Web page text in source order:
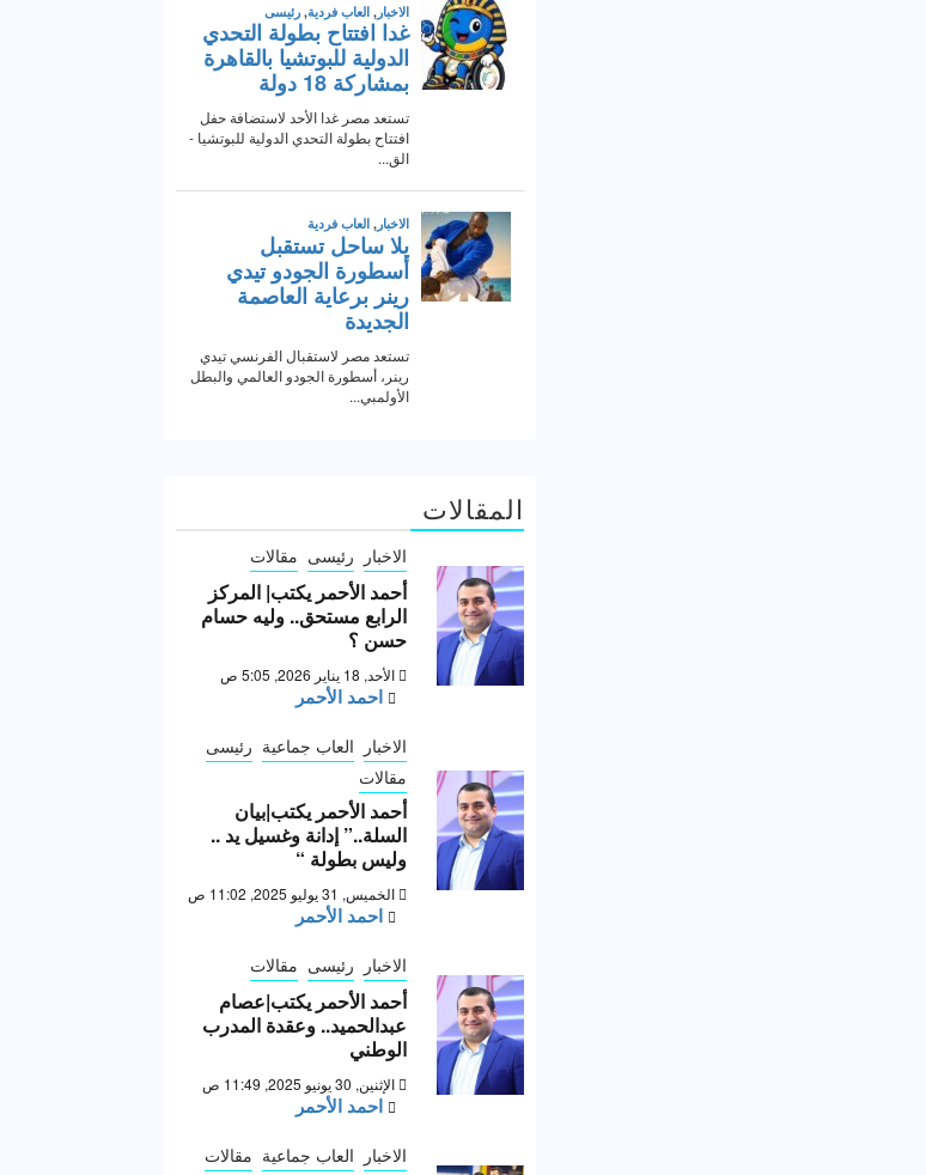
المقالات
الاخبار رئيسى مقالات
أحمد الأحمر يكتب| المركز
الرابع مستحق.. وليه حسام
حسن ؟
الأحد, 18 يناير 2026, 5:05 ص
احمد الأحمر
الاخبار العاب جماعية رئيسى
مقالات
أحمد الأحمر يكتب|بيان
السلة..” إدانة وغسيل يد ..
وليس بطولة “
الخميس, 31 يوليو 2025, 11:02 ص
احمد الأحمر
الاخبار رئيسى مقالات
أحمد الأحمر يكتب|عصام
عبدالحميد.. وعقدة المدرب
الوطني
الإثنين, 30 يونيو 2025, 11:49 ص
احمد الأحمر
الاخبار العاب جماعية مقالات